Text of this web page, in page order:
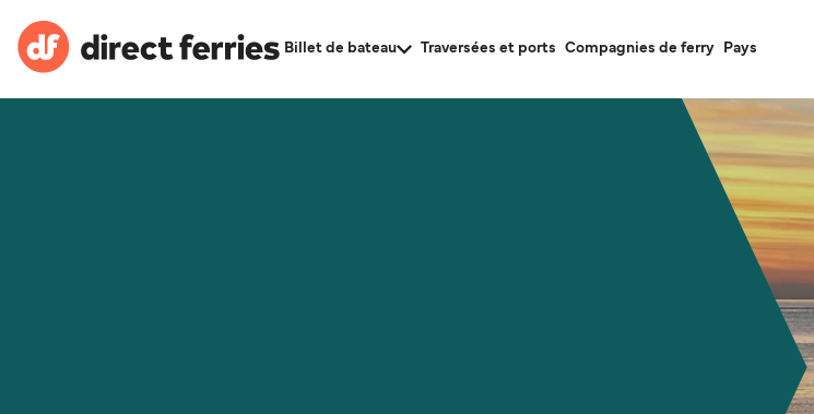
Billet de bateau Traversées et ports Compagnies de ferry Pays